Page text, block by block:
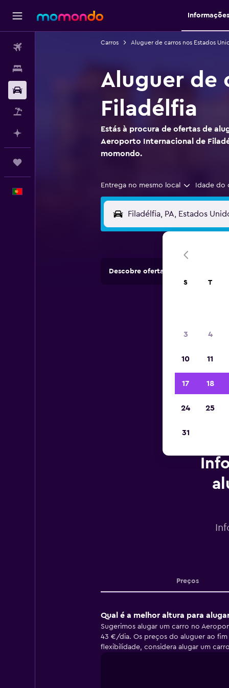
Informações
Carros Aluguer de carros nos Estados
Aluguer de
Filadélfia
Estás à procura de ofertas de
Aeroporto Internacional de
momondo.
Entrega no mesmo local Idade do
Descobre ofertas de rent-a-cars
Preços
Qual é a melhor altura para
Sugerimos alugar um carro no
43 €/dia. Os preços do aluguer ao
flexibilidade, considera alugar um
S T
3 4
10 11
17 18
24 25
31